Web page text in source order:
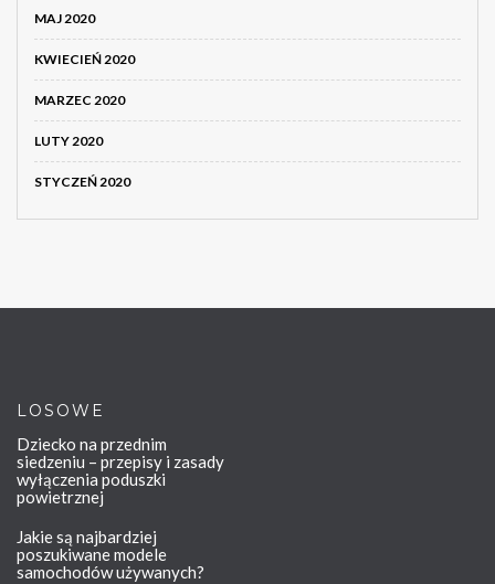
MAJ 2020
KWIECIEŃ 2020
MARZEC 2020
LUTY 2020
STYCZEŃ 2020
LOSOWE
Dziecko na przednim
siedzeniu – przepisy i zasady
wyłączenia poduszki
powietrznej
Jakie są najbardziej
poszukiwane modele
samochodów używanych?